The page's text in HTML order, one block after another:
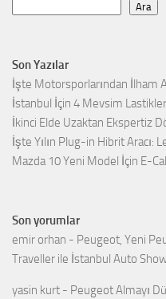
Ara
Son Yazılar
İşte Motorsporlarından İlham
İstanbul İçin 4 Mevsim
İkinci Elde Uzaktan Ekspertiz
İşte Yılın Plug-in Hibrit Aracı:
Mazda 10 Yeni Model İçin E-
Son yorumlar
emir orhan - Peugeot, Yeni
Traveller ile İstanbul Auto
yasin kurt - Peugeot Almayı